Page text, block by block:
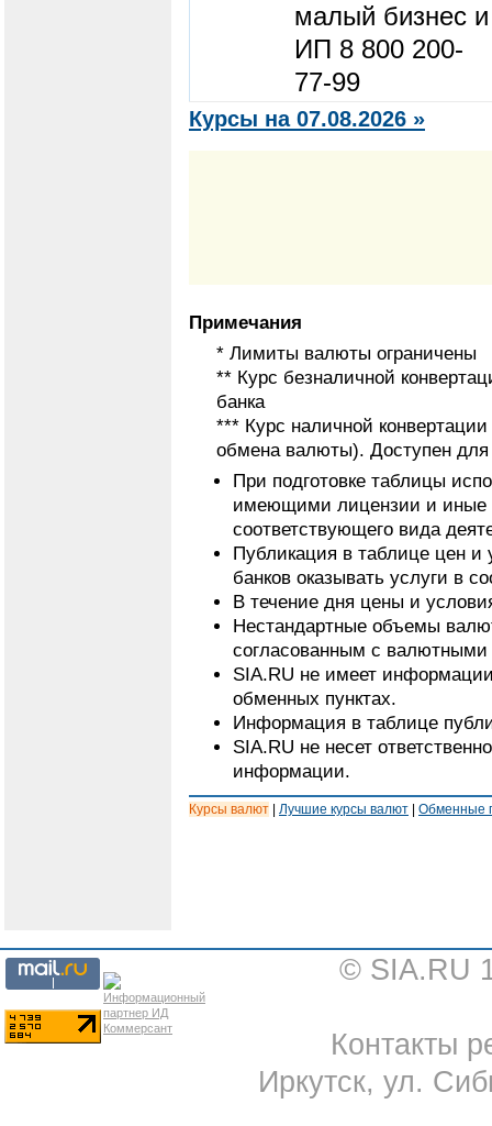
малый бизнес и
ИП 8 800 200-
77-99
Курсы на 07.08.2026 »
Примечания
* Лимиты валюты ограничены
** Курс безналичной
банка
*** Курс наличной
обмена валюты). Доступен для
При подготовке таблицы
имеющими лицензии и иные
соответствующего вида
Публикация в таблице цен и
банков оказывать услуги в
В течение дня цены и
Нестандартные объемы
согласованным с валютными
SIA.RU не имеет
обменных пунктах.
Информация в таблице
SIA.RU не несет
информации.
Курсы валют Лучшие курсы валют Обменные
© SIA.RU
Контакты
Иркутск, ул.